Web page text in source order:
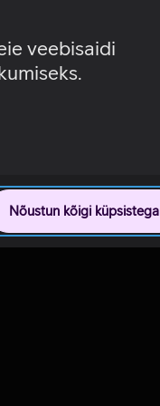
veebisaidi
Nõustun kõigi küpsistega